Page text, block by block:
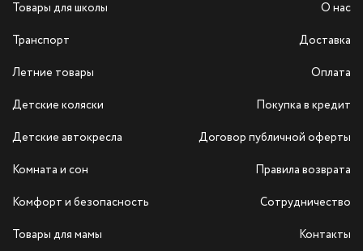
Товары для школы
Транспорт
Летние товары
Детские коляски
Детские автокресла
Комната и сон
Комфорт и безопасность
Товары для мамы
О нас
Доставка
Оплата
Покупка в кредит
Договор публичной оферты
Правила возврата
Сотрудничество
Контакты